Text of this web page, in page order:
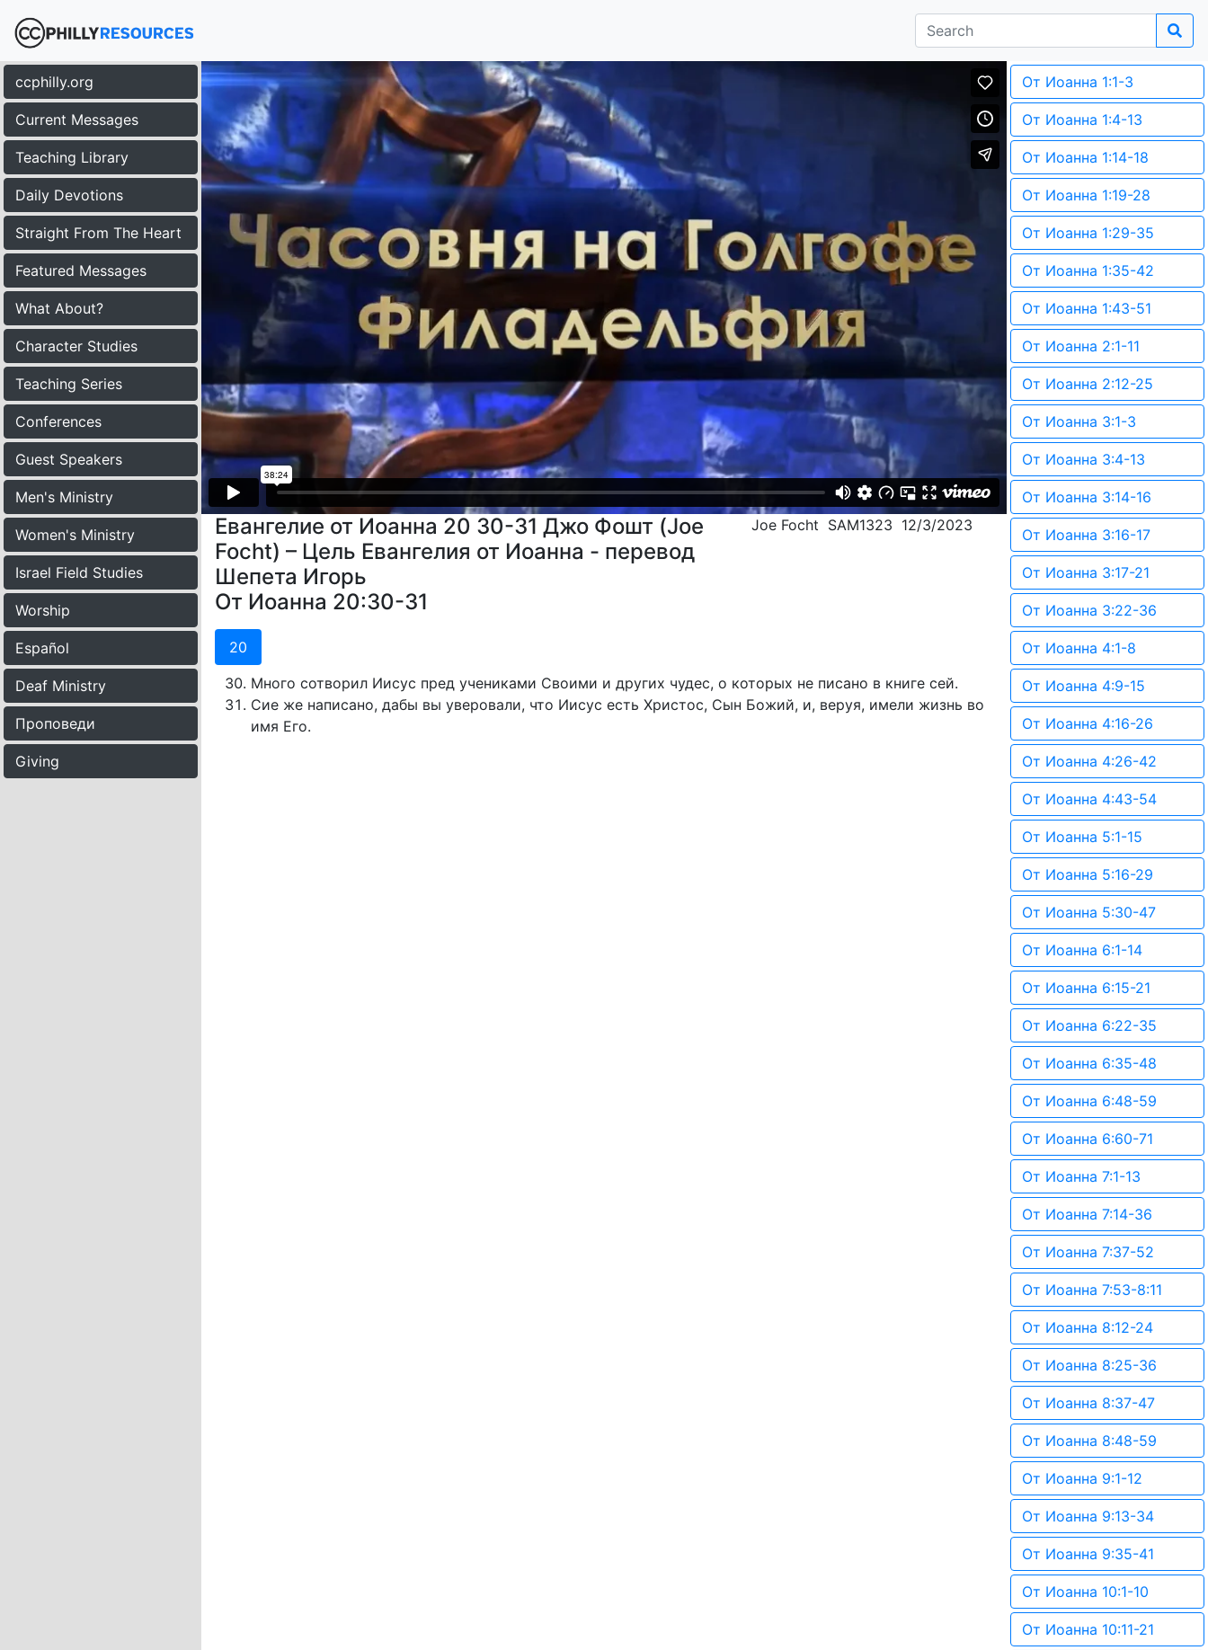
ccphilly.org
Current Messages
Teaching Library
Daily Devotions
Straight From The Heart
Featured Messages
What About?
Character Studies
Teaching Series
Conferences
Guest Speakers
Men's Ministry
Women's Ministry
Israel Field Studies
Worship
Español
Deaf Ministry
Проповеди
Giving
Евангелие от Иоанна 20 30-31 Джо Фошт (Joe
Focht) – Цель Евангелия от Иоанна - перевод
Шепета Игорь
От Иоанна 20:30-31
Joe Focht SAM1323 12/3/2023
20
Много сотворил Иисус пред учениками Своими и других чудес, о которых не писано в книге сей.
Сие же написано, дабы вы уверовали, что Иисус есть Христос, Сын Божий, и, веруя, имели жизнь во
имя Его.
От Иоанна 1:1-3
От Иоанна 1:4-13
От Иоанна 1:14-18
От Иоанна 1:19-28
От Иоанна 1:29-35
От Иоанна 1:35-42
От Иоанна 1:43-51
От Иоанна 2:1-11
От Иоанна 2:12-25
От Иоанна 3:1-3
От Иоанна 3:4-13
От Иоанна 3:14-16
От Иоанна 3:16-17
От Иоанна 3:17-21
От Иоанна 3:22-36
От Иоанна 4:1-8
От Иоанна 4:9-15
От Иоанна 4:16-26
От Иоанна 4:26-42
От Иоанна 4:43-54
От Иоанна 5:1-15
От Иоанна 5:16-29
От Иоанна 5:30-47
От Иоанна 6:1-14
От Иоанна 6:15-21
От Иоанна 6:22-35
От Иоанна 6:35-48
От Иоанна 6:48-59
От Иоанна 6:60-71
От Иоанна 7:1-13
От Иоанна 7:14-36
От Иоанна 7:37-52
От Иоанна 7:53-8:11
От Иоанна 8:12-24
От Иоанна 8:25-36
От Иоанна 8:37-47
От Иоанна 8:48-59
От Иоанна 9:1-12
От Иоанна 9:13-34
От Иоанна 9:35-41
От Иоанна 10:1-10
От Иоанна 10:11-21